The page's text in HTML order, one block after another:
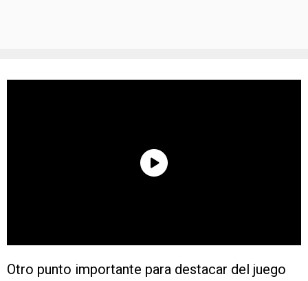
Otro punto importante para destacar del juego